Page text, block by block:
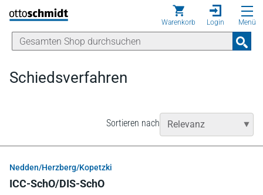
Direkt zum Inhalt
Warenkorb Login Menü
Schiedsverfahren
Sortieren nach
Nedden/Herzberg/Kopetzki
ICC-SchO/DIS-SchO